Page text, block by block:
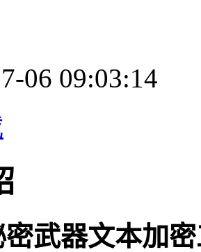
06 09:03:14
密武器文本加